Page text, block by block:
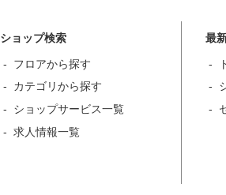
ショップ検索
フロアから探す
カテゴリから探す
ショップサービス一覧
求人情報一覧
最